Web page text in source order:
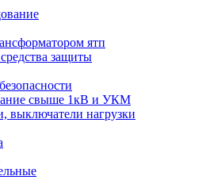
ятп
защиты
свыше 1кВ и УКМ
выключатели нагрузки